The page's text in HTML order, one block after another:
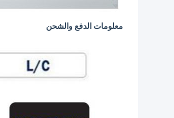
معلومات الدفع والشحن